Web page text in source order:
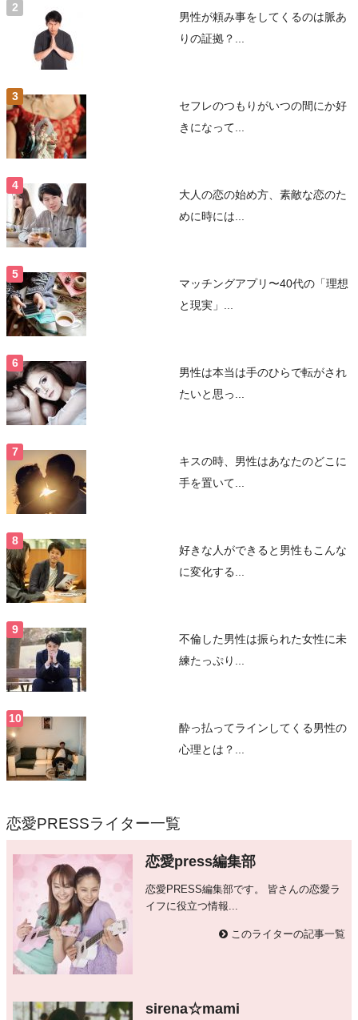
男性が頼み事をしてくるのは脈あ
りの証拠？...
セフレのつもりがいつの間にか好
きになって...
大人の恋の始め方、素敵な恋のた
めに時には...
マッチングアプリ〜40代の「理想
と現実」...
男性は本当は手のひらで転がされ
たいと思っ...
キスの時、男性はあなたのどこに
手を置いて...
好きな人ができると男性もこんな
に変化する...
不倫した男性は振られた女性に未
練たっぷり...
酔っ払ってラインしてくる男性の
心理とは？...
恋愛PRESSライター一覧
恋愛press編集部
恋愛PRESS編集部です。 皆さんの恋愛ラ
イフに役立つ情報...
このライターの記事一覧
sirena☆mami